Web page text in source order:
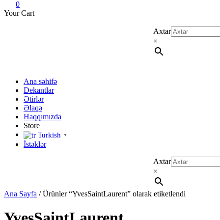
0
Your Cart
Axtar
×
Ana səhifə
Dekantlar
Ətirlər
Əlaqə
Haqqımızda
Store
Turkish ▼
İstəklər
Axtar
×
Ana Sayfa / Ürünler “YvesSaintLaurent” olarak etiketlendi